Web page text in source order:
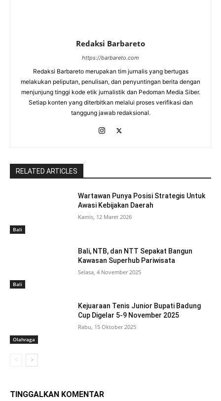
Redaksi Barbareto
https://barbareto.com
Redaksi Barbareto merupakan tim jurnalis yang bertugas
melakukan peliputan, penulisan, dan penyuntingan berita dengan
menjunjung tinggi kode etik jurnalistik dan Pedoman Media Siber.
Setiap konten yang diterbitkan melalui proses verifikasi dan
tanggung jawab redaksional.
RELATED ARTICLES
Bali
Wartawan Punya Posisi Strategis Untuk
Awasi Kebijakan Daerah
Kamis, 12 Maret 2026
Bali
Bali, NTB, dan NTT Sepakat Bangun
Kawasan Superhub Pariwisata
Selasa, 4 November 2025
Olahraga
Kejuaraan Tenis Junior Bupati Badung
Cup Digelar 5-9 November 2025
Rabu, 15 Oktober 2025
TINGGALKAN KOMENTAR